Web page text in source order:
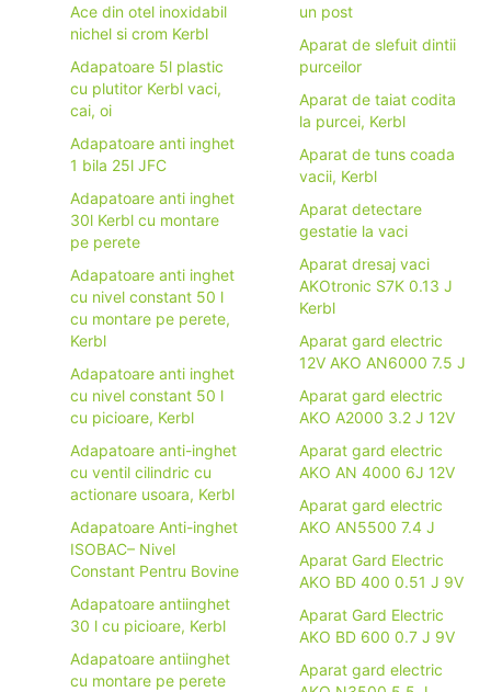
Ace din otel inoxidabil
nichel si crom Kerbl
Adapatoare 5l plastic
cu plutitor Kerbl vaci,
cai, oi
Adapatoare anti inghet
1 bila 25l JFC
Adapatoare anti inghet
30l Kerbl cu montare
pe perete
Adapatoare anti inghet
cu nivel constant 50 l
cu montare pe perete,
Kerbl
Adapatoare anti inghet
cu nivel constant 50 l
cu picioare, Kerbl
Adapatoare anti-inghet
cu ventil cilindric cu
actionare usoara, Kerbl
Adapatoare Anti-inghet
ISOBAC– Nivel
Constant Pentru Bovine
Adapatoare antiinghet
30 l cu picioare, Kerbl
Adapatoare antiinghet
cu montare pe perete
un post
Aparat de slefuit dintii
purceilor
Aparat de taiat codita
la purcei, Kerbl
Aparat de tuns coada
vacii, Kerbl
Aparat detectare
gestatie la vaci
Aparat dresaj vaci
AKOtronic S7K 0.13 J
Kerbl
Aparat gard electric
12V AKO AN6000 7.5 J
Aparat gard electric
AKO A2000 3.2 J 12V
Aparat gard electric
AKO AN 4000 6J 12V
Aparat gard electric
AKO AN5500 7.4 J
Aparat Gard Electric
AKO BD 400 0.51 J 9V
Aparat Gard Electric
AKO BD 600 0.7 J 9V
Aparat gard electric